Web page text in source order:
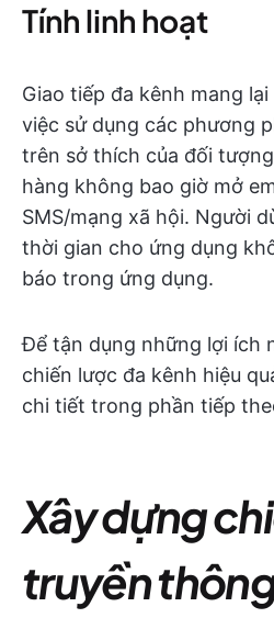
Tính linh hoạt
Giao tiếp đa kênh mang
việc sử dụng các phương
trên sở thích của đối
hàng không bao giờ mở
SMS/mạng xã hội. Người
thời gian cho ứng dụng
báo trong ứng dụng.
Để tận dụng những lợi ích
chiến lược đa kênh hiệu
chi tiết trong phần tiếp
Xây dựng
truyền